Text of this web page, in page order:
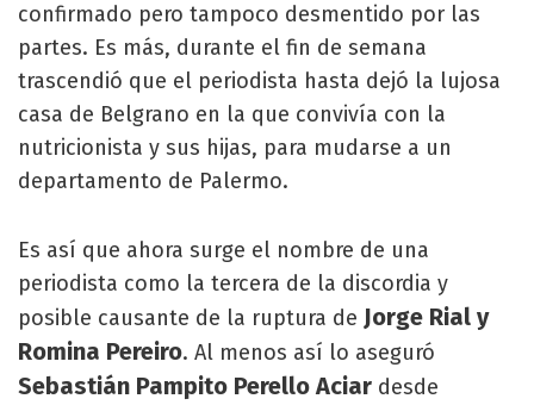
confirmado pero tampoco desmentido por las
partes. Es más, durante el fin de semana
trascendió que el periodista hasta dejó la lujosa
casa de Belgrano en la que convivía con la
nutricionista y sus hijas, para mudarse a un
departamento de Palermo.
Es así que ahora surge el nombre de una
periodista como la tercera de la discordia y
posible causante de la ruptura de Jorge Rial y
Romina Pereiro. Al menos así lo aseguró
Sebastián Pampito Perello Aciar desde